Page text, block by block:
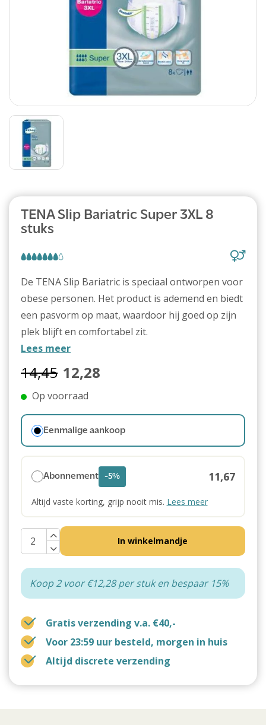
TENA Slip Bariatric Super 3XL 8
stuks
De TENA Slip Bariatric is speciaal ontworpen voor
obese personen. Het product is ademend en biedt
een pasvorm op maat, waardoor hij goed op zijn
plek blijft en comfortabel zit.
Lees meer
14,45 12,28
Op voorraad
Eenmalige aankoop
Abonnement -5% 11,67
Altijd vaste korting, grijp nooit mis. Lees meer
In winkelmandje
Koop 2 voor €12,28 per stuk en bespaar 15%
Gratis verzending v.a. €40,-
Voor 23:59 uur besteld, morgen in huis
Altijd discrete verzending